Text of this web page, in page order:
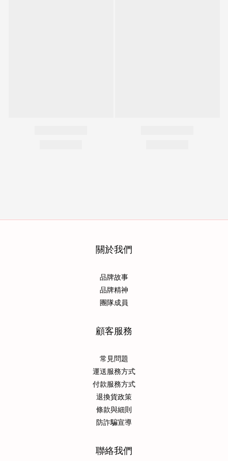
關於我們
品牌故事
品牌精神
團隊成員
顧客服務
常見問題
運送服務方式
付款服務方式
退換貨政策
條款與細則
防詐騙宣導
聯絡我們